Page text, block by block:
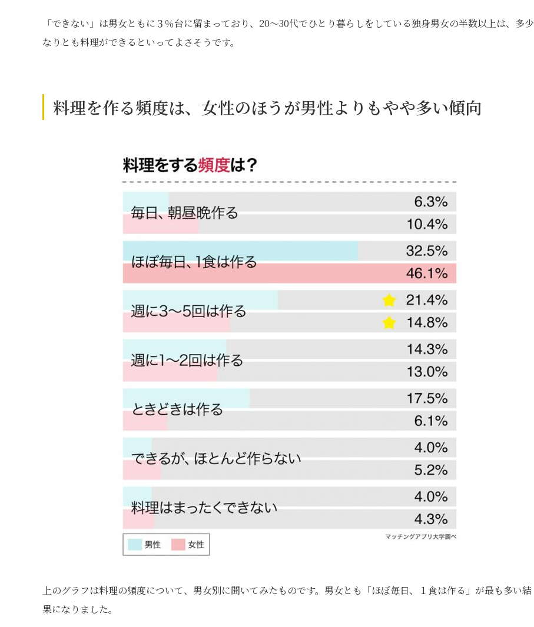
「できない」は男女ともに３％台に留まっており、20～30代でひとり暮らしをしている独身男女の半数以上は、多少
なりとも料理ができるといってよさそうです。
料理を作る頻度は、女性のほうが男性よりもやや多い傾向
上のグラフは料理の頻度について、男女別に聞いてみたものです。男女とも「ほぼ毎日、１食は作る」が最も多い結
果になりました。